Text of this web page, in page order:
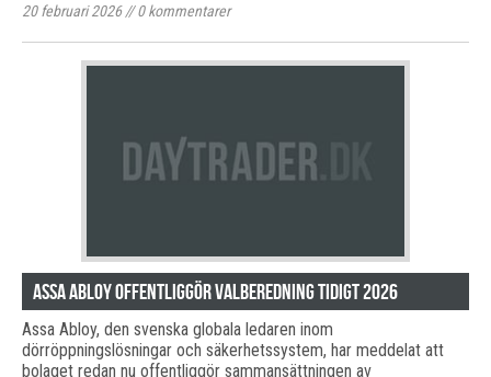
20 februari 2026//0kommentarer
Assa Abloy offentliggör valberedning tidigt 2026
Assa Abloy, den svenska globala ledaren inom
dörröppningslösningar och säkerhetssystem, har meddelat att
bolaget redan nu offentliggör sammansättningen av